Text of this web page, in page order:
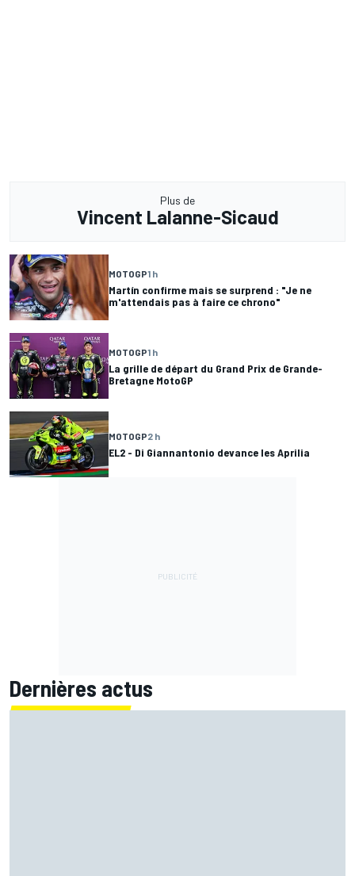
Plus de
Vincent Lalanne-Sicaud
MOTOGP1 h
Martín confirme mais se surprend : "Je ne
m'attendais pas à faire ce chrono"
MOTOGP1 h
La grille de départ du Grand Prix de Grande-
Bretagne MotoGP
MOTOGP2 h
EL2 - Di Giannantonio devance les Aprilia
Dernières actus